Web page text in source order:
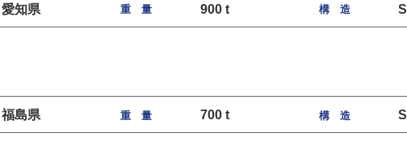
愛知県 重 量 900 t 構 造
福島県 重 量 700 t 構 造